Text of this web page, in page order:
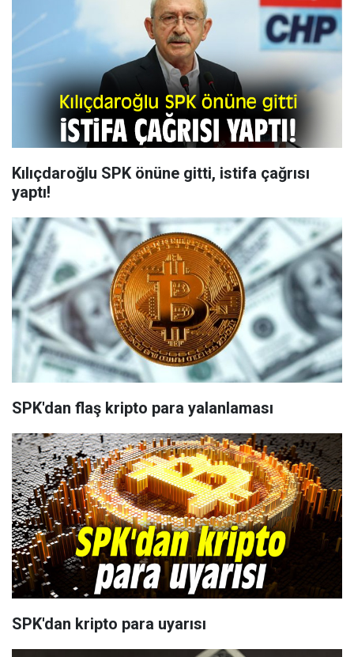
Kılıçdaroğlu SPK önüne gitti, istifa çağrısı
yaptı!
SPK'dan flaş kripto para yalanlaması
SPK'dan kripto para uyarısı